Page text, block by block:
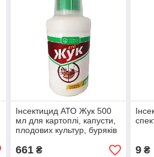
Інсектицид АТО Жук 500
мл для картоплі, капусти,
плодових культур, буряків
661₴ 9 ₴